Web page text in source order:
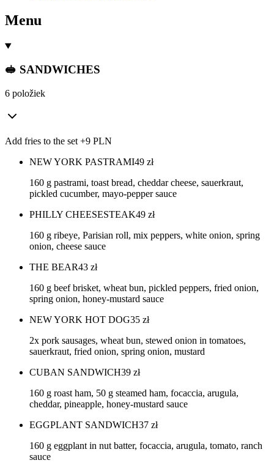
Menu
🥪 SANDWICHES
6 položiek
Add fries to the set +9 PLN
NEW YORK PASTRAMI49 zł
160 g pastrami, toast bread, cheddar cheese, sauerkraut,
pickled cucumber, mayo-pepper sauce
PHILLY CHEESESTEAK49 zł
160 g ribeye, Parisian roll, mix peppers, white onion, spring
onion, cheese sauce
THE BEAR43 zł
160 g beef brisket, wheat bun, pickled peppers, fried onion,
spring onion, honey-mustard sauce
NEW YORK HOT DOG35 zł
2x pork sausages, wheat bun, stewed onion in tomatoes,
sauerkraut, fried onion, spring onion, mustard
CUBAN SANDWICH39 zł
160 g roast ham, 50 g steamed ham, focaccia, arugula,
cheddar, pineapple, honey-mustard sauce
EGGPLANT SANDWICH37 zł
160 g eggplant in nut batter, focaccia, arugula, tomato, ranch
sauce